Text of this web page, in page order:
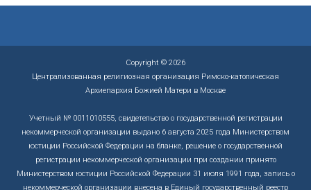
Copyright © 2026
Централизованная религиозная организация Римско-католическая
Архиепархия Божией Матери в Москве
Учетный № 0011010555, свидетельство о государственной регистрации
некоммерческой организации выдано 6 августа 2025 года Министерством
юстиции Российской Федерации на бланке, решение о государственной
регистрации некоммерческой организации при создании принято
Министерством юстиции Российской Федерации 31 июля 1991 года, запись о
некоммерческой организации внесена в Единый государственный реестр